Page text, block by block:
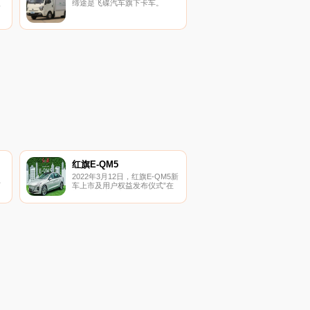
缔途是飞碟汽车旗下卡车。
红旗E-QM5
2022年3月12日，红旗E-QM5新
车上市及用户权益发布仪式”在